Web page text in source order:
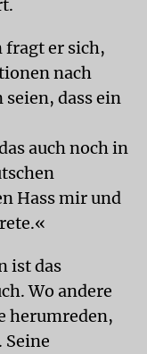
fragt er sich,
nach
dass ein
auch noch in
Hass mir und
ist das
Wo andere
herumreden,
Seine